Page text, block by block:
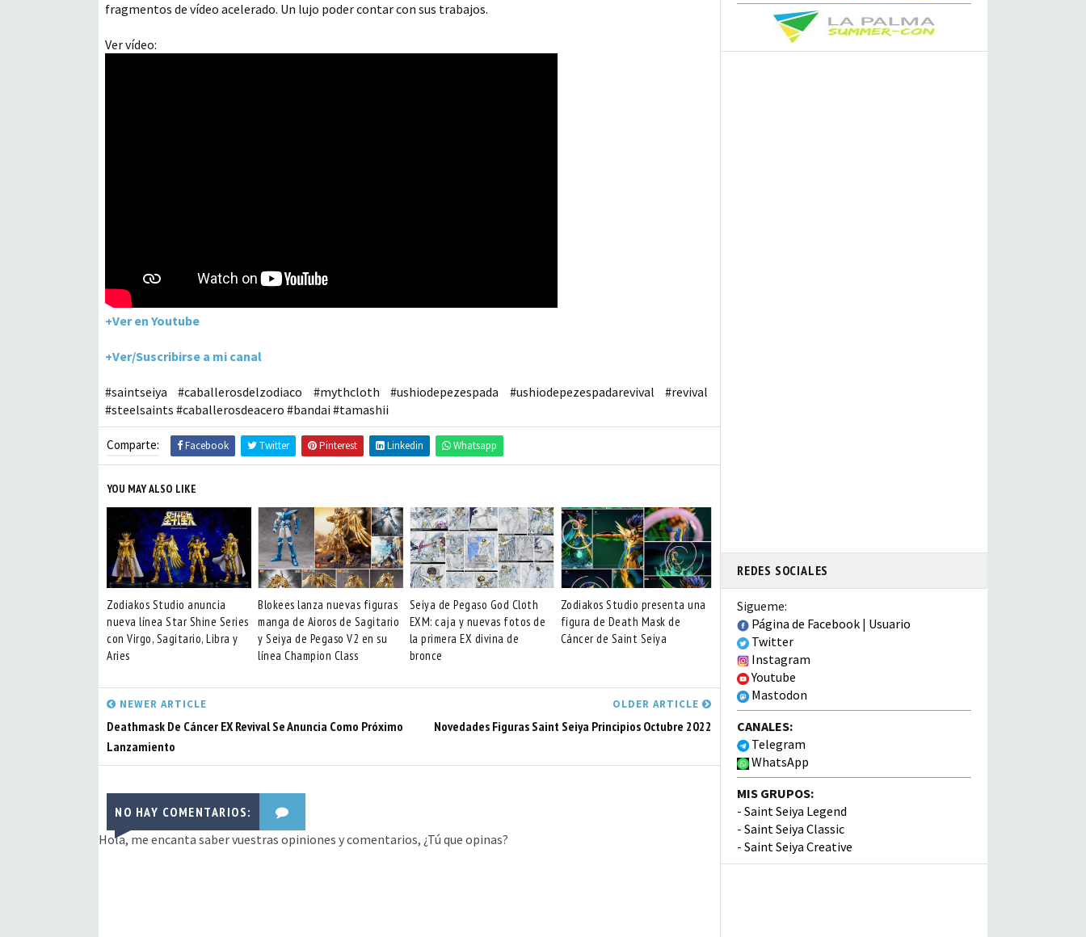
fragmentos de vídeo acelerado. Un lujo poder contar con sus trabajos.
Ver vídeo:
+Ver en Youtube
+Ver/Suscribirse a mi canal
#saintseiya #caballerosdelzodiaco #mythcloth #ushiodepezespada #ushiodepezespadarevival #revival
#steelsaints #caballerosdeacero #bandai #tamashii
Comparte: Facebook Twitter Pinterest Linkedin Whatsapp
YOU MAY ALSO LIKE
Zodiakos Studio anuncia
nueva línea Star Shine Series
con Virgo, Sagitario, Libra y
Aries
Blokees lanza nuevas figuras
manga de Aioros de Sagitario
y Seiya de Pegaso V2 en su
línea Champion Class
Seiya de Pegaso God Cloth
EXM: caja y nuevas fotos de
la primera EX divina de
bronce
Zodiakos Studio presenta una
figura de Death Mask de
Cáncer de Saint Seiya
NEWER ARTICLE
Deathmask De Cáncer EX Revival Se Anuncia Como Próximo
Lanzamiento
OLDER ARTICLE
Novedades Figuras Saint Seiya Principios Octubre 2022
NO HAY COMENTARIOS:
Hola, me encanta saber vuestras opiniones y comentarios, ¿Tú que opinas?
REDES SOCIALES
Sigueme:
Página de Facebook | Usuario
Twitter
Instagram
Youtube
Mastodon
CANALES:
Telegram
WhatsApp
MIS GRUPOS:
- Saint Seiya Legend
- Saint Seiya Classic
- Saint Seiya Creative